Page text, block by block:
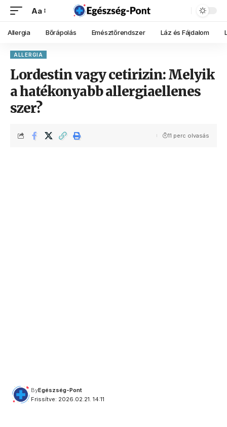
Aa
Allergia Bőrápolás Emésztőrendszer Láz és Fájdalom
ALLERGIA
Lordestin vagy cetirizin: Melyik
a hatékonyabb allergiaellenes
szer?
Frissítve: 2026.02.21. 14:11
ByEgészség-Pont
11 perc olvasás